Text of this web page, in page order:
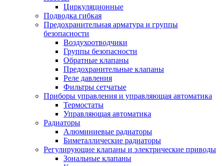
Циркуляционные
Подводка гибкая
Предохранительная арматура и группы
безопасности
Воздухоотводчики
Группы безопасности
Обратные клапаны
Предохранительные клапаны
Реле давления
Фильтры сетчатые
Приборы управления и управляющая автоматика
Термостаты
Управляющая автоматика
Радиаторы
Алюминиевые радиаторы
Биметаллические радиаторы
Регулирующие клапаны и электрические приводы
Зональные клапаны